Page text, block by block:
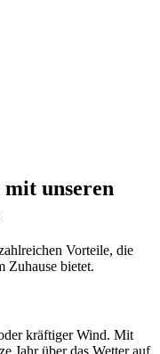
unseren
Vorteile, die
Zuhause bietet.
kräftiger Wind. Mit
Jahr über das Wetter auf